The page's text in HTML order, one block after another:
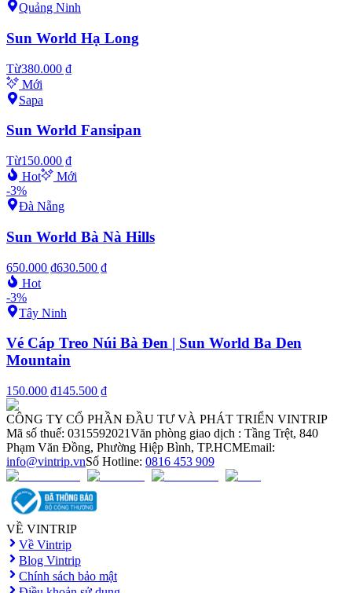
Quảng Ninh
Sun World Hạ Long
Từ380.000 ₫
Mới
Sapa
Sun World Fansipan
Từ150.000 ₫
Hot
Mới
-3%
Đà Nẵng
Sun World Bà Nà Hills
650.000 ₫630.500 ₫
Hot
-3%
Tây Ninh
Vé Cáp Treo Núi Bà Đen | Sun World Ba Den
Mountain
150.000 ₫145.500 ₫
CÔNG TY CỔ PHẦN ĐẦU TƯ VÀ PHÁT TRIỂN VINTRIP
Mã số thuế: 0315592021Văn phòng giao dịch : Tầng Trệt, 840
Phạm Văn Đồng, Phường Hiệp Bình, TP.HCMEmail:
info@vintrip.vnSố Hotline: 0816 453 909
VỀ VINTRIP
Về Vintrip
Blog Vintrip
Chính sách bảo mật